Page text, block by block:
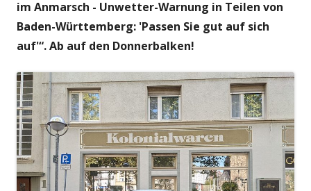
im Anmarsch - Unwetter-Warnung in Teilen von
Baden-Württemberg: 'Passen Sie gut auf sich
auf'“. Ab auf den Donnerbalken!